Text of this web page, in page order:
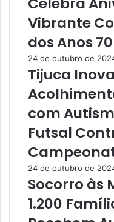
e
t
a
m
D
i
s
v
e
Celebra
Vibrante
dos Anos
24 de outubro de
Tijuca
com
Futsal
24 de outubro de
Socorro às
1.200